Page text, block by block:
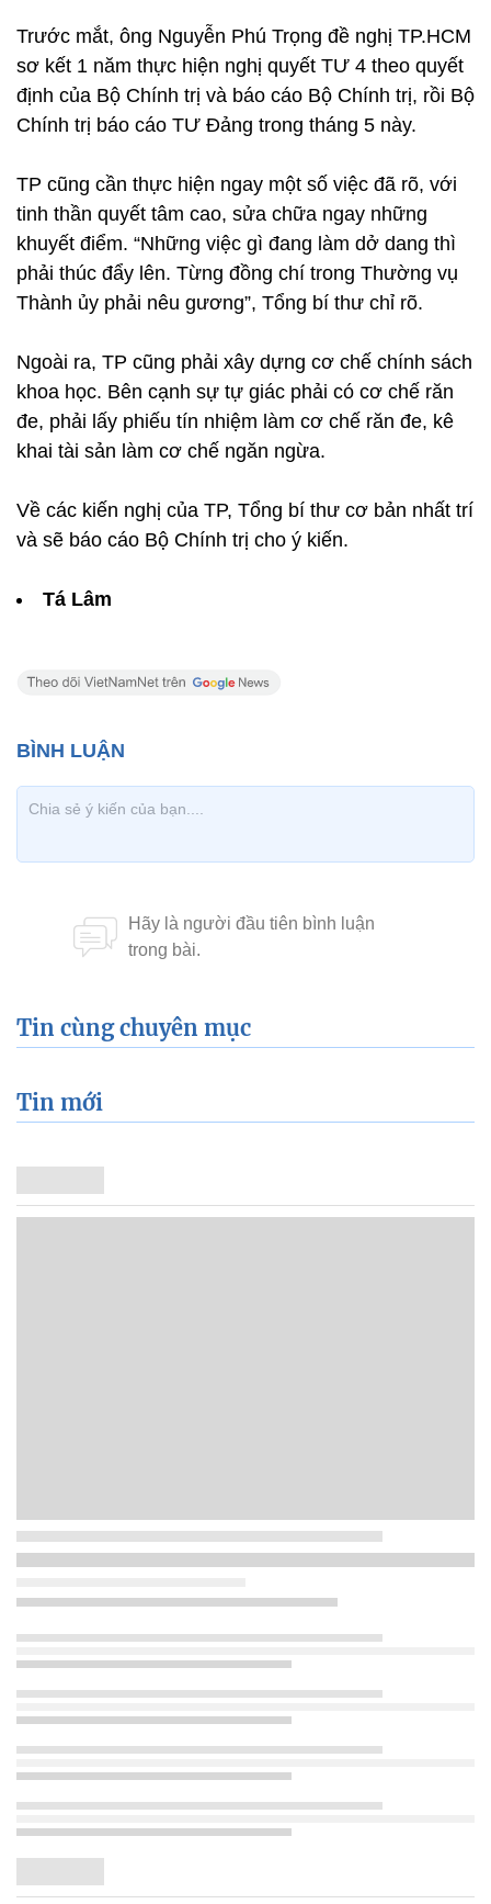
Trước mắt, ông Nguyễn Phú Trọng đề nghị TP.HCM
sơ kết 1 năm thực hiện nghị quyết TƯ 4 theo quyết
định của Bộ Chính trị và báo cáo Bộ Chính trị, rồi Bộ
Chính trị báo cáo TƯ Đảng trong tháng 5 này.
TP cũng cần thực hiện ngay một số việc đã rõ, với
tinh thần quyết tâm cao, sửa chữa ngay những
khuyết điểm. “Những việc gì đang làm dở dang thì
phải thúc đẩy lên. Từng đồng chí trong Thường vụ
Thành ủy phải nêu gương”, Tổng bí thư chỉ rõ.
Ngoài ra, TP cũng phải xây dựng cơ chế chính sách
khoa học. Bên cạnh sự tự giác phải có cơ chế răn
đe, phải lấy phiếu tín nhiệm làm cơ chế răn đe, kê
khai tài sản làm cơ chế ngăn ngừa.
Về các kiến nghị của TP, Tổng bí thư cơ bản nhất trí
và sẽ báo cáo Bộ Chính trị cho ý kiến.
Tá Lâm
Tin cùng chuyên mục
Tin mới